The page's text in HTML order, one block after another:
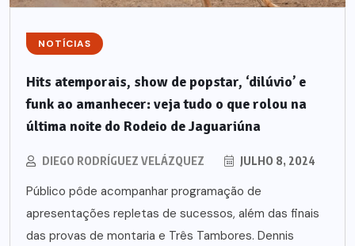
NOTÍCIAS
Hits atemporais, show de popstar, ‘dilúvio’ e
funk ao amanhecer: veja tudo o que rolou na
última noite do Rodeio de Jaguariúna
DIEGO RODRÍGUEZ VELÁZQUEZ JULHO 8, 2024
Público pôde acompanhar programação de
apresentações repletas de sucessos, além das finais
das provas de montaria e Três Tambores. Dennis